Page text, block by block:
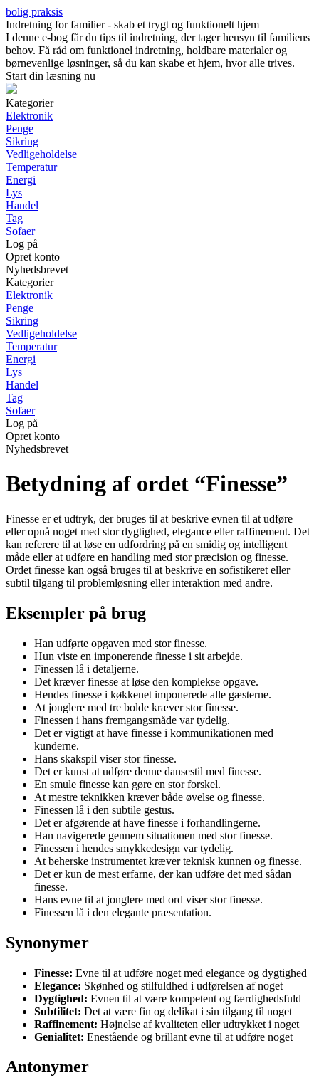
bolig praksis
Indretning for familier - skab et trygt og funktionelt hjem
I denne e-bog får du tips til indretning, der tager hensyn til familiens
behov. Få råd om funktionel indretning, holdbare materialer og
børnevenlige løsninger, så du kan skabe et hjem, hvor alle trives.
Start din læsning nu
Kategorier
Elektronik
Penge
Sikring
Vedligeholdelse
Temperatur
Energi
Lys
Handel
Tag
Sofaer
Log på
Opret konto
Nyhedsbrevet
Kategorier
Elektronik
Penge
Sikring
Vedligeholdelse
Temperatur
Energi
Lys
Handel
Tag
Sofaer
Log på
Opret konto
Nyhedsbrevet
Betydning af ordet “Finesse”
Finesse er et udtryk, der bruges til at beskrive evnen til at udføre
eller opnå noget med stor dygtighed, elegance eller raffinement. Det
kan referere til at løse en udfordring på en smidig og intelligent
måde eller at udføre en handling med stor præcision og finesse.
Ordet finesse kan også bruges til at beskrive en sofistikeret eller
subtil tilgang til problemløsning eller interaktion med andre.
Eksempler på brug
Han udførte opgaven med stor finesse.
Hun viste en imponerende finesse i sit arbejde.
Finessen lå i detaljerne.
Det kræver finesse at løse den komplekse opgave.
Hendes finesse i køkkenet imponerede alle gæsterne.
At jonglere med tre bolde kræver stor finesse.
Finessen i hans fremgangsmåde var tydelig.
Det er vigtigt at have finesse i kommunikationen med
kunderne.
Hans skakspil viser stor finesse.
Det er kunst at udføre denne dansestil med finesse.
En smule finesse kan gøre en stor forskel.
At mestre teknikken kræver både øvelse og finesse.
Finessen lå i den subtile gestus.
Det er afgørende at have finesse i forhandlingerne.
Han navigerede gennem situationen med stor finesse.
Finessen i hendes smykkedesign var tydelig.
At beherske instrumentet kræver teknisk kunnen og finesse.
Det er kun de mest erfarne, der kan udføre det med sådan
finesse.
Hans evne til at jonglere med ord viser stor finesse.
Finessen lå i den elegante præsentation.
Synonymer
Finesse: Evne til at udføre noget med elegance og dygtighed
Elegance: Skønhed og stilfuldhed i udførelsen af noget
Dygtighed: Evnen til at være kompetent og færdighedsfuld
Subtilitet: Det at være fin og delikat i sin tilgang til noget
Raffinement: Højnelse af kvaliteten eller udtrykket i noget
Genialitet: Enestående og brillant evne til at udføre noget
Antonymer